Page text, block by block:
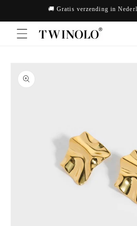
content
🚚 Gratis verzending in